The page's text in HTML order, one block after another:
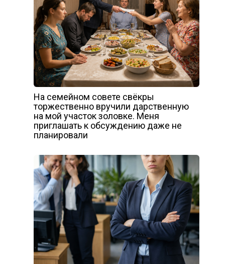
На семейном совете свёкры
торжественно вручили дарственную
на мой участок золовке. Меня
приглашать к обсуждению даже не
планировали